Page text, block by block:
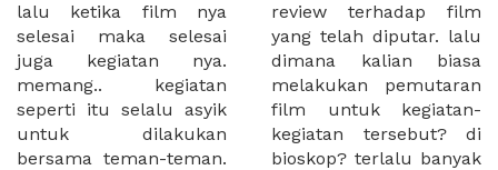
lalu ketika film nya
selesai maka selesai
juga kegiatan nya.
memang.. kegiatan
seperti itu selalu asyik
untuk dilakukan
bersama teman-teman.
review terhadap film
yang telah diputar. lalu
dimana kalian biasa
melakukan pemutaran
film untuk kegiatan-
kegiatan tersebut? di
bioskop? terlalu banyak